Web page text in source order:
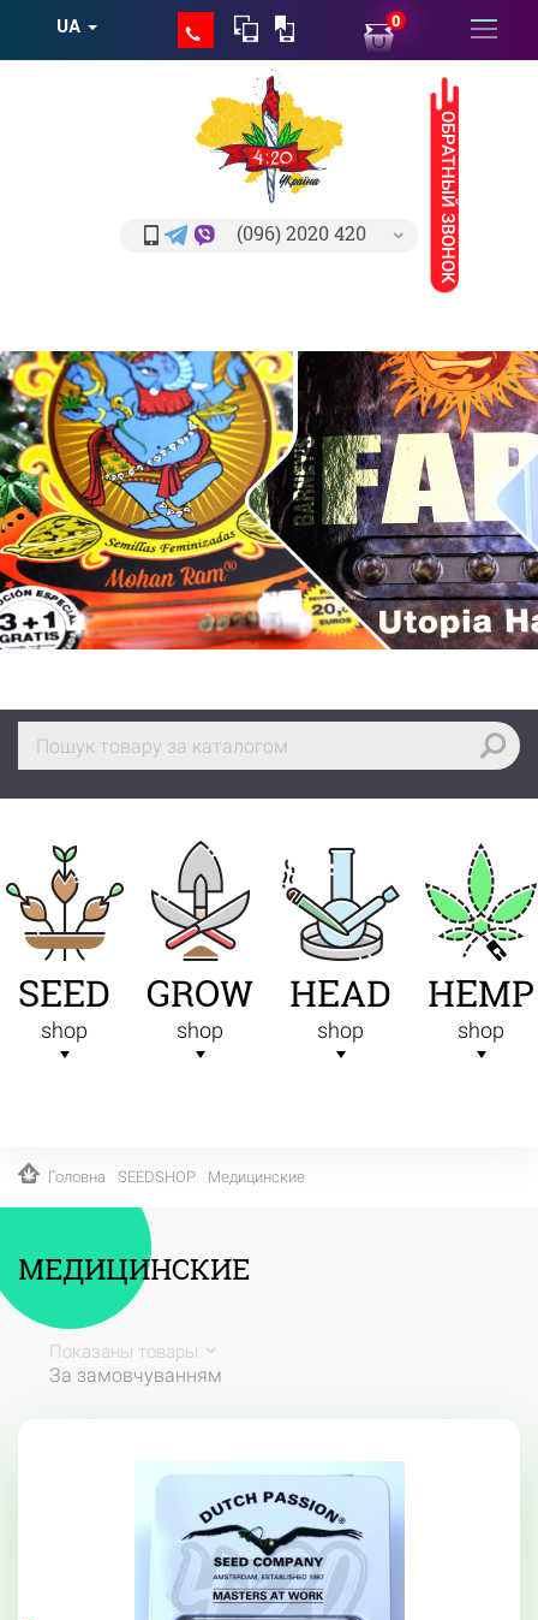
UA 0
ОБРАТНЫЙ ЗВОНОК
(096) 2020 420
SEED
shop
GROW
shop
HEAD
shop
HEMP
shop
Головна SEEDSHOP Медицинские
МЕДИЦИНСКИЕ
Показаны товары
За замовчуванням